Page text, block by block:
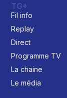
TG+
Fil info
Replay
Direct
Programme TV
La chaine
Le média